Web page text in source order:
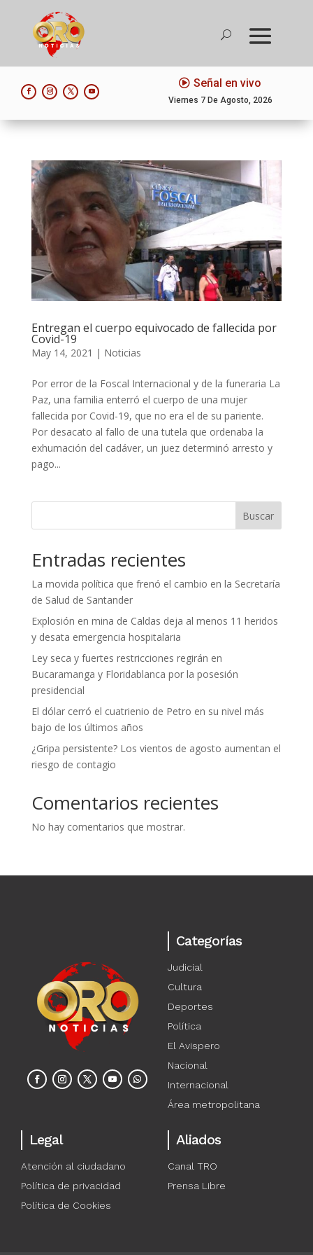
Señal en vivo
Viernes 7 De Agosto, 2026
Entregan el cuerpo equivocado de fallecida por
Covid-19
May 14, 2021 | Noticias
Por error de la Foscal Internacional y de la funeraria La
Paz, una familia enterró el cuerpo de una mujer
fallecida por Covid-19, que no era el de su pariente.
Por desacato al fallo de una tutela que ordenaba la
exhumación del cadáver, un juez determinó arresto y
pago...
Buscar
Entradas recientes
La movida política que frenó el cambio en la Secretaría
de Salud de Santander
Explosión en mina de Caldas deja al menos 11 heridos
y desata emergencia hospitalaria
Ley seca y fuertes restricciones regirán en
Bucaramanga y Floridablanca por la posesión
presidencial
El dólar cerró el cuatrienio de Petro en su nivel más
bajo de los últimos años
¿Gripa persistente? Los vientos de agosto aumentan el
riesgo de contagio
Comentarios recientes
No hay comentarios que mostrar.
Categorías
Judicial
Cultura
Deportes
Política
El Avispero
Nacional
Internacional
Área metropolitana
Legal
Atención al ciudadano
Política de privacidad
Política de Cookies
Aliados
Canal TRO
Prensa Libre